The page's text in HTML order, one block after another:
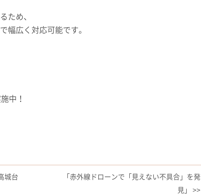
ため、
幅広く対応可能です。
中！
城台
「赤外線ドローンで「見えない不具合」を発
見」 >>